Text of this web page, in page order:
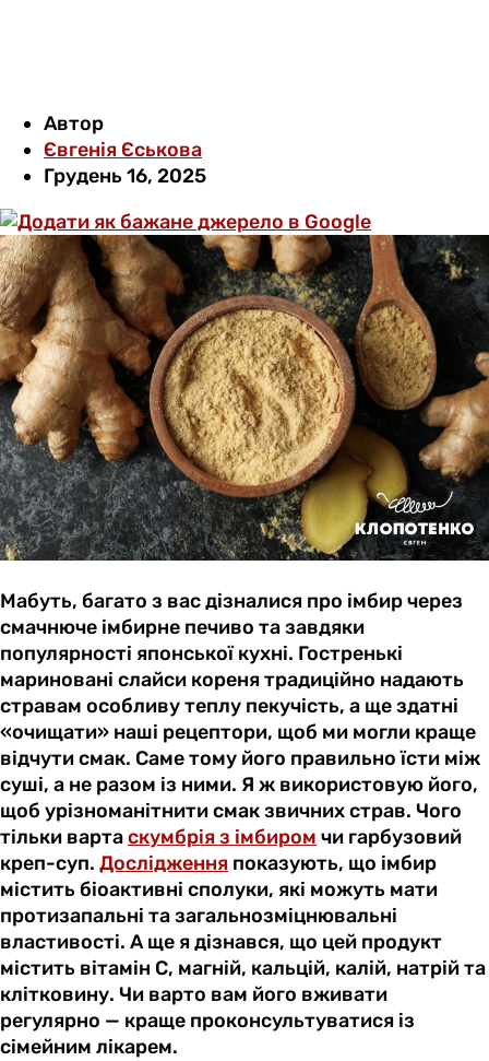
Автор
Євгенія Єськова
Грудень 16, 2025
Мабуть, багато з вас дізналися про імбир через
смачнюче імбирне печиво та завдяки
популярності японської кухні. Гостренькі
мариновані слайси кореня традиційно надають
стравам особливу теплу пекучість, а ще здатні
«очищати» наші рецептори, щоб ми могли краще
відчути смак. Саме тому його правильно їсти між
суші, а не разом із ними. Я ж використовую його,
щоб урізноманітнити смак звичних страв. Чого
тільки вартаскумбрія з імбиром чи гарбузовий
креп-суп. Дослідження показують, що імбир
містить біоактивні сполуки, які можуть мати
протизапальні та загальнозміцнювальні
властивості. А ще я дізнався, що цей продукт
містить вітамін С, магній, кальцій, калій, натрій та
клітковину. Чи варто вам його вживати
регулярно — краще проконсультуватися із
сімейним лікарем.